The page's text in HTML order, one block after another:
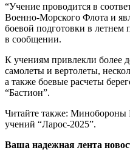
“Учение проводится в
Военно-Морского Флота и
боевой подготовки в летнем
в сообщении.
К учениям привлекли более
самолеты и вертолеты,
а также боевые расчеты
“Бастион”.
Читайте также: Минобороны
учений “Ларос-2025”.
Ваша надежная лента